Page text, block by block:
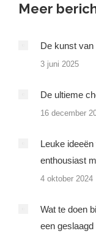
Meer
De kunst
3 juni 2025
De ultieme
16 december
Leuke
enthousiast
4 oktober 2024
Wat te doen
een geslaagd